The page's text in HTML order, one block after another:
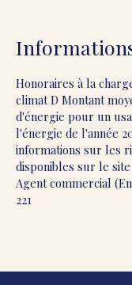
Honoraires à la
climat D Montant
d'énergie pour un
l'énergie de l'année
informations sur les
disponibles sur le
Agent commercial
221